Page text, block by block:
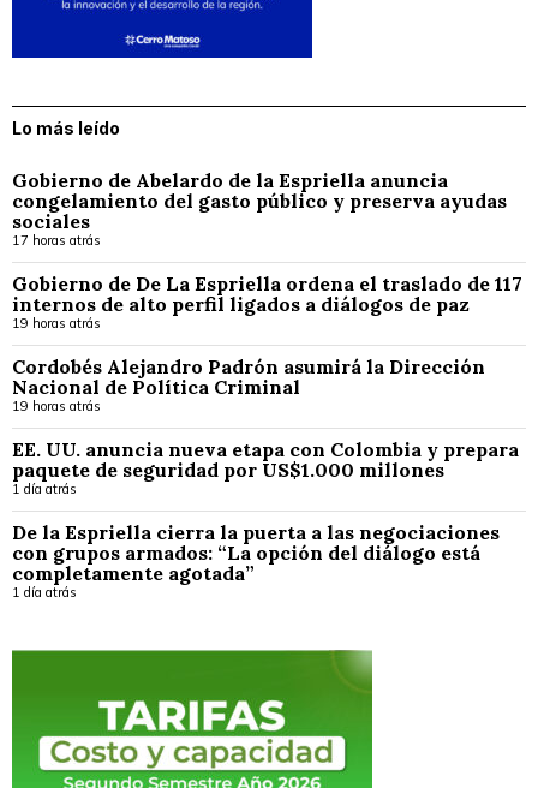
Lo más leído
Gobierno de Abelardo de la Espriella anuncia
congelamiento del gasto público y preserva ayudas
sociales
17 horas atrás
Gobierno de De La Espriella ordena el traslado de 117
internos de alto perfil ligados a diálogos de paz
19 horas atrás
Cordobés Alejandro Padrón asumirá la Dirección
Nacional de Política Criminal
19 horas atrás
EE. UU. anuncia nueva etapa con Colombia y prepara
paquete de seguridad por US$1.000 millones
1 día atrás
De la Espriella cierra la puerta a las negociaciones
con grupos armados: “La opción del diálogo está
completamente agotada”
1 día atrás